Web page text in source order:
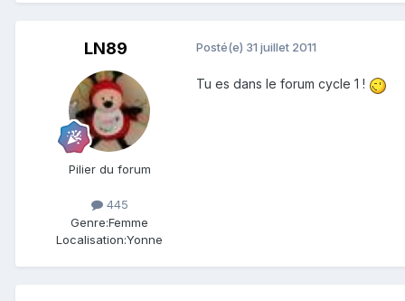
LN89
Pilier du forum
445
Genre:Femme
Localisation:Yonne
Posté(e) 31 juillet 2011
Tu es dans le forum cycle 1 !